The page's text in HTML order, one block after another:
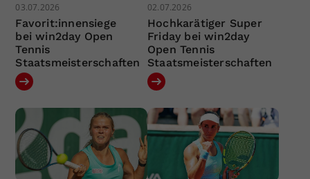
03.07.2026
Favorit:innensiege
bei win2day Open
Tennis
Staatsmeisterschaften
02.07.2026
Hochkarätiger Super
Friday bei win2day
Open Tennis
Staatsmeisterschaften